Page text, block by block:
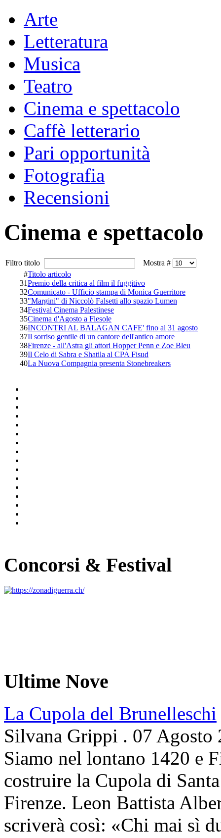
Arte
Letteratura
Musica
Teatro
Cinema e spettacolo
Caffè letterario
Pari opportunità
Fotografia
Recensioni
Cinema e spettacolo
Filtro titolo
Mostra #
#Titolo articolo
31Premio della critica al film il fuggitivo
32Comunicato - Ufficio stampa di Monica Guerritore
33"Margini" di Niccolò Falsetti allo spazio Lumen
34Festival Cinema Palestinese
35Cinema d'Agosto a Fiesole
36INCONTRI AL BALAGAN CAFE' fino al 31 agosto
37Il sorriso gentile di un cantore dell'antico amore
38Firenze - all'Astra gli attori Hopper Penn e Zoe Bleu
39Il Celo di Sabra e Shatila al CPA Fisud
40La Nuova Compagnia presenta Stonebreakers
Concorsi & Festival
Ultime Nove
La Cupola del Brunelleschi
Silvana Grippi . 07 Agosto
Siamo nel lontano 1420 e
costruire la Cupola di
Firenze. Leon Battista
scriverà così: «Chi mai sì